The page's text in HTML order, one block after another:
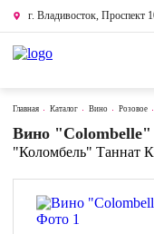
г. Владивосток, Проспект
Главная Каталог Вино Розовое
Вино "Colombelle"
"Коломбель" Таннат